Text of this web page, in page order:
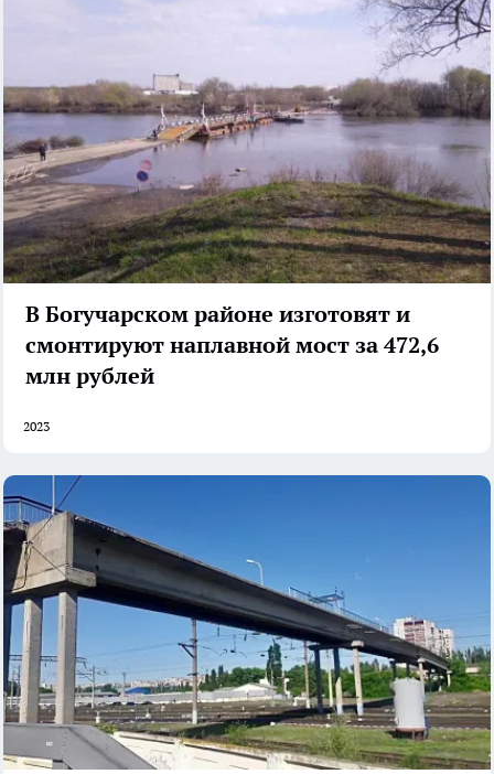
В Богучарском районе изготовят и
смонтируют наплавной мост за 472,6
млн рублей
2023